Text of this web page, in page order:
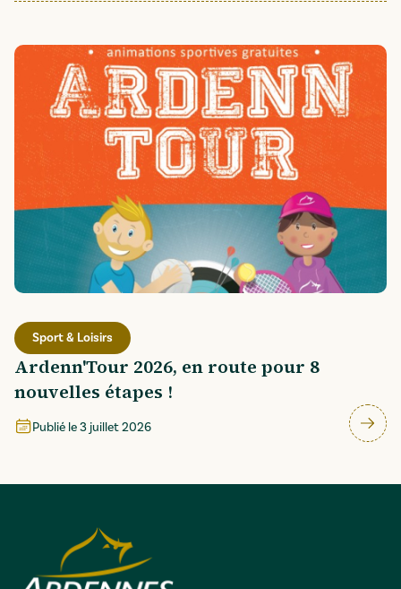
Sport & Loisirs
Ardenn'Tour 2026, en route pour 8
nouvelles étapes !
Publié le3 juillet 2026